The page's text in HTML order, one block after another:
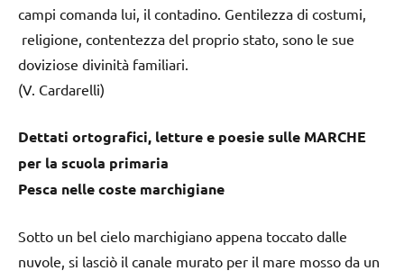
campi comanda lui, il contadino. Gentilezza di costumi,
religione, contentezza del proprio stato, sono le sue
doviziose divinità familiari.
(V. Cardarelli)
Dettati ortografici, letture e poesie sulle MARCHE
per la scuola primaria
Pesca nelle coste marchigiane
Sotto un bel cielo marchigiano appena toccato dalle
nuvole, si lasciò il canale murato per il mare mosso da un